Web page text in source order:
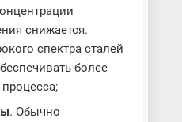
снижается.
спектра сталей
более
. Обычно